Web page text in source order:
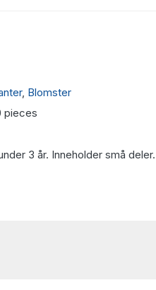
, Blomster
pieces
3 år. Inneholder små deler.